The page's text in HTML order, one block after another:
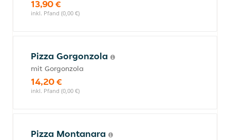
13,90 €
inkl. Pfand (0,00 €)
Pizza Gorgonzola
mit Gorgonzola
14,20 €
inkl. Pfand (0,00 €)
Pizza Montanara